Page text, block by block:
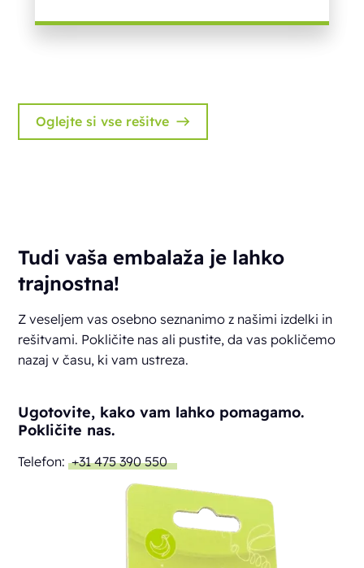
Oglejte si vse rešitve
Tudi vaša embalaža je lahko
trajnostna!
Z veseljem vas osebno seznanimo z našimi izdelki in
rešitvami. Pokličite nas ali pustite, da vas pokličemo
nazaj v času, ki vam ustreza.
Ugotovite, kako vam lahko pomagamo.
Pokličite nas.
Telefon: +31 475 390 550